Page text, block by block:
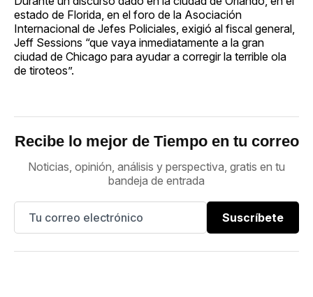
estado de Florida, en el foro de la Asociación
Internacional de Jefes Policiales, exigió al fiscal general,
Jeff Sessions “que vaya inmediatamente a la gran
ciudad de Chicago para ayudar a corregir la terrible ola
de tiroteos”.
Recibe lo mejor de Tiempo en tu correo
Noticias, opinión, análisis y perspectiva, gratis en tu
bandeja de entrada
Suscríbete